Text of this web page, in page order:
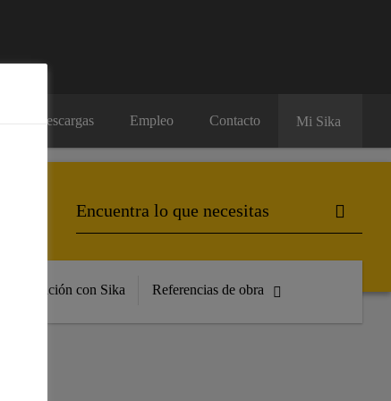
Descargas Empleo Contacto Mi Sika
Formación con Sika Referencias de obra